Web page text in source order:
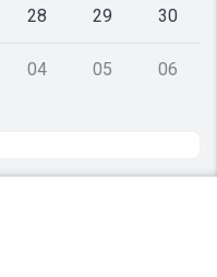
28 29 30
04 05 06